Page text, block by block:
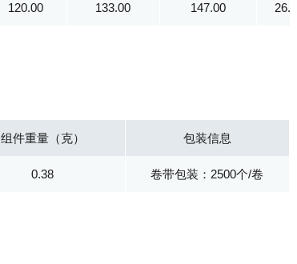
120.00 133.00 147.00 26.00
组件重量（克）
0.38
包装信息
卷带包装：2500个/卷